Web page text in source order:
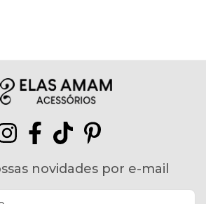
novidades por e-mail